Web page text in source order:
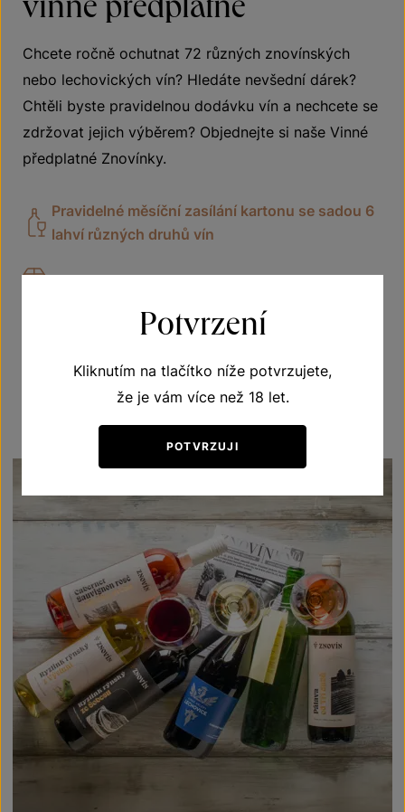
Chcete ročně ochutnat 72 různých znovínských
nebo lechovických vín? Hledáte nevšední dárek?
Chtěli byste pravidelnou dodávku vín a nechcete se
zdržovat jejich výběrem? Objednejte si naše Vinné
předplatné Znovínky.
Pravidelné měsíční zasílání kartonu se sadou 6
lahví různých druhů vín
Vhodné jako dárek
VÍCE O PŘEDPLATNÉM
Potvrzení
Kliknutím na tlačítko níže potvrzujete,
že je vám více než 18 let.
POTVRZUJI